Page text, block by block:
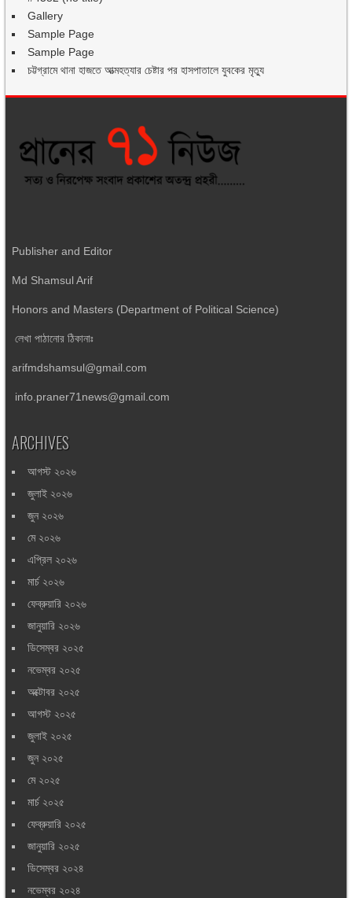
Gallery
Sample Page
Sample Page
চট্টগ্রামে থানা হাজতে আত্মহত্যার চেষ্টার পর হাসপাতালে যুবকের মৃত্যু
Publisher and Editor
Md Shamsul Arif
Honors and Masters (Department of Political Science)
লেখা পাঠানোর ঠিকানাঃ
arifmdshamsul@gmail.com
info.praner71news@gmail.com
ARCHIVES
আগস্ট ২০২৬
জুলাই ২০২৬
জুন ২০২৬
মে ২০২৬
এপ্রিল ২০২৬
মার্চ ২০২৬
ফেব্রুয়ারি ২০২৬
জানুয়ারি ২০২৬
ডিসেম্বর ২০২৫
নভেম্বর ২০২৫
অক্টোবর ২০২৫
আগস্ট ২০২৫
জুলাই ২০২৫
জুন ২০২৫
মে ২০২৫
মার্চ ২০২৫
ফেব্রুয়ারি ২০২৫
জানুয়ারি ২০২৫
ডিসেম্বর ২০২৪
নভেম্বর ২০২৪